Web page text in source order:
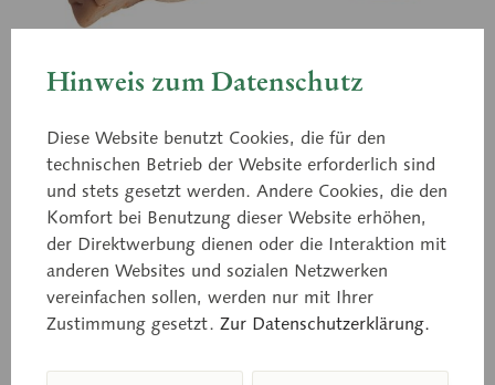
Gehirn
natürliche Größe, aus SOMSO-Plast®. Medianschnitt.
Rechte Hälfte in Kleinhirn, Hirnstamm und
Großhirnlappen zerlegbar. Linke Hälfte unzerlegbar.
Insgesamt in 4 Teile zerlegbar. Abnehmbar auf
transparentem Sockel.
Hinweis zum Datenschutz
Diese Website benutzt Cookies, die für den
technischen Betrieb der Website erforderlich sind
und stets gesetzt werden. Andere Cookies, die den
Komfort bei Benutzung dieser Website erhöhen,
der Direktwerbung dienen oder die Interaktion mit
anderen Websites und sozialen Netzwerken
vereinfachen sollen, werden nur mit Ihrer
Zustimmung gesetzt. Zur Datenschutzerklärung.